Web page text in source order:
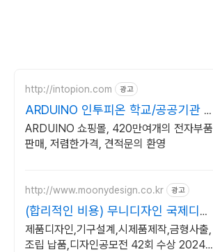
http://intopion.com 광고
ARDUINO 인투피온 학교/공공기관 후
불구매환영
ARDUINO 쇼핑몰, 420만여개의 전자부품
판매, 저렴한가격, 견적문의 환영
http://www.moonydesign.co.kr 광고
(합리적인 비용) 무니디자인 국제디자
인어워드 레드닷 수상
제품디자인,기구설계,시제품제작,금형사출,
조립 납품,디자인공모전 42회 수상 2024